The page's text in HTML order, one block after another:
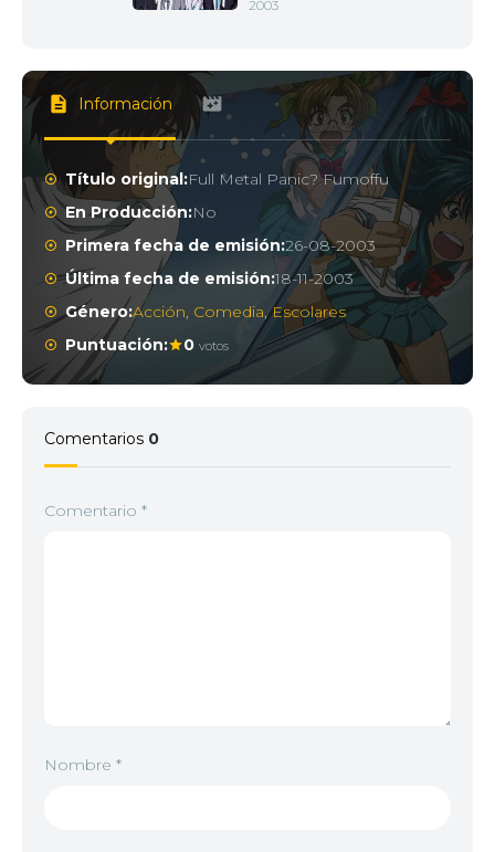
2003
Información
Título original:Full Metal Panic? Fumoffu
En Producción:No
Primera fecha de emisión:26-08-2003
Última fecha de emisión:18-11-2003
Género:Acción, Comedia,Escolares
Puntuación:
0 votos
Comentarios 0
Comentario *
Nombre *